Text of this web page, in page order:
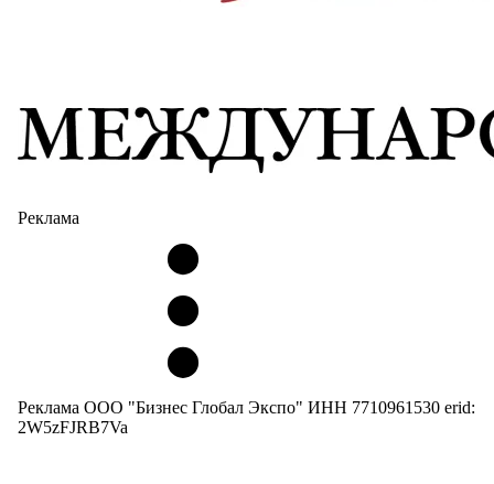
Реклама
Реклама ООО "Бизнес Глобал Экспо" ИНН 7710961530 erid:
2W5zFJRB7Va